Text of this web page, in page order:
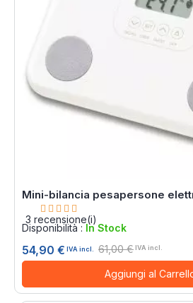
Mini-bilancia pesapersone
Rating:
100%
3 recensione(i)
Disponibilità : In Stock
54,90 € IVA incl. 61,00 € IVA incl.
Aggiungi al